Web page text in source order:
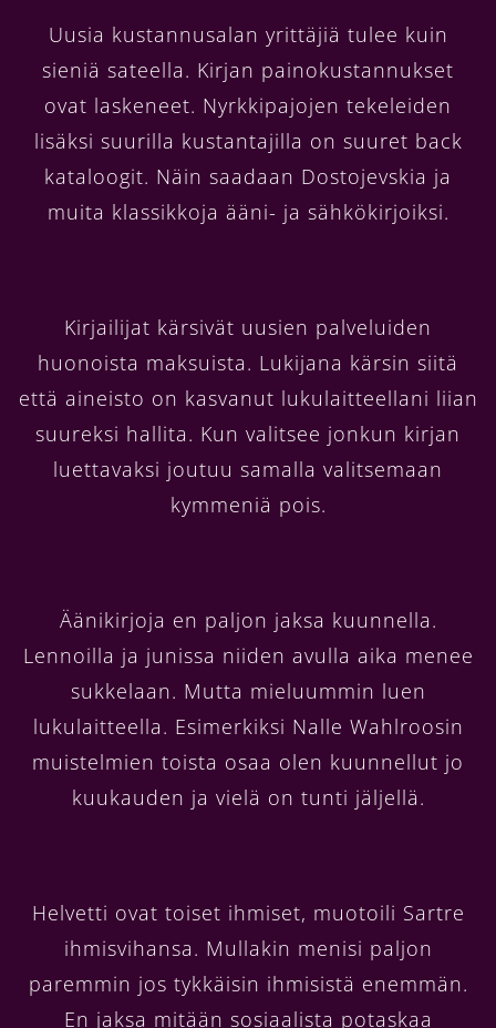
Uusia kustannusalan yrittäjiä tulee kuin
sieniä sateella. Kirjan painokustannukset
ovat laskeneet. Nyrkkipajojen tekeleiden
lisäksi suurilla kustantajilla on suuret back
kataloogit. Näin saadaan Dostojevskia ja
muita klassikkoja ääni- ja sähkökirjoiksi.
Kirjailijat kärsivät uusien palveluiden
huonoista maksuista. Lukijana kärsin siitä
että aineisto on kasvanut lukulaitteellani liian
suureksi hallita. Kun valitsee jonkun kirjan
luettavaksi joutuu samalla valitsemaan
kymmeniä pois.
Äänikirjoja en paljon jaksa kuunnella.
Lennoilla ja junissa niiden avulla aika menee
sukkelaan. Mutta mieluummin luen
lukulaitteella. Esimerkiksi Nalle Wahlroosin
muistelmien toista osaa olen kuunnellut jo
kuukauden ja vielä on tunti jäljellä.
Helvetti ovat toiset ihmiset, muotoili Sartre
ihmisvihansa. Mullakin menisi paljon
paremmin jos tykkäisin ihmisistä enemmän.
En jaksa mitään sosiaalista potaskaa